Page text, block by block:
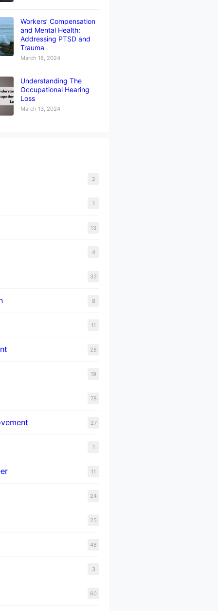
Workers’ Compensation
and Mental Health:
Addressing PTSD and
Trauma
March 18, 2024
Understanding The
Occupational Hearing
Loss
March 13, 2024
2
1
13
4
33
8
11
28
19
78
27
1
11
24
25
48
3
60